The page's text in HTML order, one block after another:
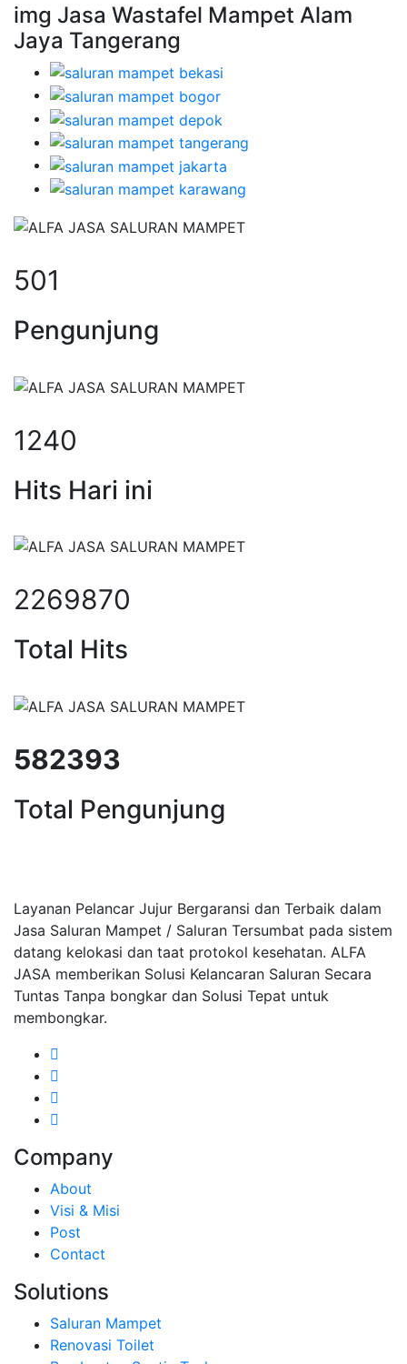
img Jasa Wastafel Mampet Alam
Jaya Tangerang
501
Pengunjung
1240
Hits Hari ini
2269870
Total Hits
582393
Total Pengunjung
Layanan Pelancar Jujur Bergaransi dan Terbaik dalam
Jasa Saluran Mampet / Saluran Tersumbat pada sistem
datang kelokasi dan taat protokol kesehatan. ALFA
JASA memberikan Solusi Kelancaran Saluran Secara
Tuntas Tanpa bongkar dan Solusi Tepat untuk
membongkar.
Company
About
Visi & Misi
Post
Contact
Solutions
Saluran Mampet
Renovasi Toilet